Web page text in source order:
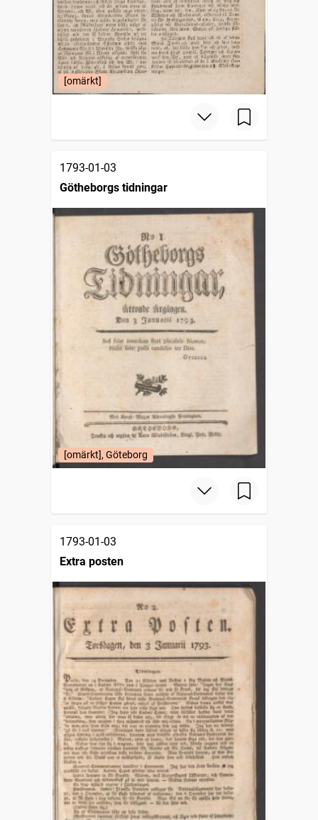
[omärkt]
1793-01-03
Götheborgs tidningar
[omärkt], Göteborg
1793-01-03
Extra posten